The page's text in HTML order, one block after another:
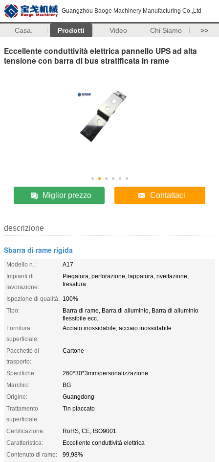
Guangzhou Baoge Machinery Manufacturing Co.,Ltd
Casa. Prodotti Video Chi Siamo >>
Eccellente conduttività elettrica pannello UPS ad alta
tensione con barra di bus stratificata in rame
Miglior prezzo Contattaci
descrizione
Sbarra di rame rigida
Modello n.:
A17
Impianti di
lavorazione:
Piegatura, perforazione, tappatura, rivettazione,
fresatura
Ispezione di qualità: 100%
Tipo:
Barra di rame, Barra di alluminio, Barra di alluminio
flessibile ecc.
Fornitura
superficiale:
Acciaio inossidabile, acciaio inossidabile
Pacchetto di
trasporto:
Cartone
Specifiche:
260*30*3mm/personalizzazione
Marchio:
BG
Origine:
Guangdong
Trattamento
superficiale:
Tin placcato
Certificazione:
RoHS, CE, ISO9001
Caratteristica:
Eccellente conduttività elettrica
Contenuto di rame:
99,98%